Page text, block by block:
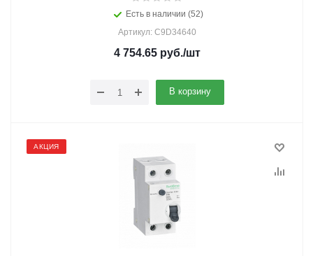
Есть в наличии (52)
Артикул: C9D34640
4 754.65 руб./шт
В корзину
АКЦИЯ